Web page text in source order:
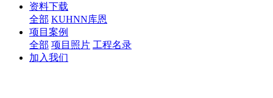
资料下载
全部 KUHNN库恩
项目案例
全部 项目照片 工程名录
加入我们